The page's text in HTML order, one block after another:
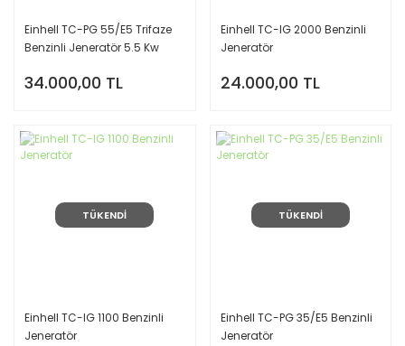
Einhell TC-PG 55/E5 Trifaze
Benzinli Jeneratör 5.5 Kw
34.000,00 TL
Einhell TC-IG 2000 Benzinli
Jeneratör
24.000,00 TL
TÜKENDİ
Einhell TC-IG 1100 Benzinli
Jeneratör
TÜKENDİ
Einhell TC-PG 35/E5 Benzinli
Jeneratör